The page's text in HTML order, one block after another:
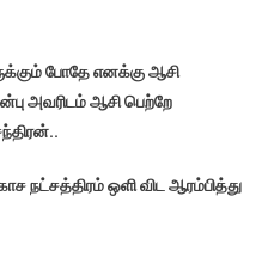
போதே எனக்கு ஆசி
அவரிடம் ஆசி பெற்றே
நட்சத்திரம் ஒளி விட ஆரம்பித்து